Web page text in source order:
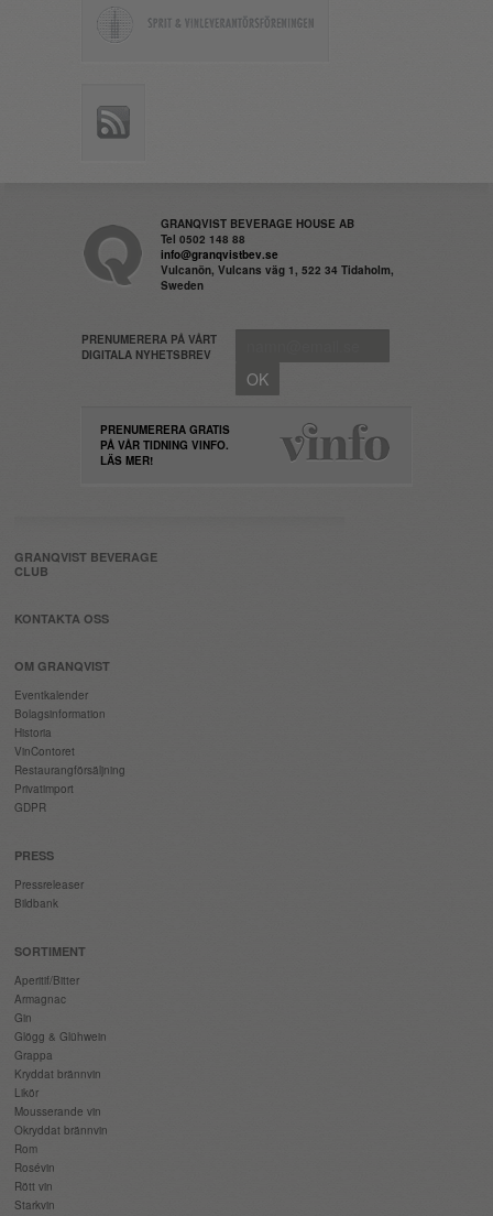
GRANQVIST BEVERAGE HOUSE AB
Tel 0502 148 88
info@granqvistbev.se
Vulcanön, Vulcans väg 1, 522 34 Tidaholm,
Sweden
PRENUMERERA PÅ VÅRT
DIGITALA NYHETSBREV
PRENUMERERA GRATIS
PÅ VÅR TIDNING VINFO.
LÄS MER!
GRANQVIST BEVERAGE
CLUB
KONTAKTA OSS
OM GRANQVIST
Eventkalender
Bolagsinformation
Historia
VinContoret
Restaurangförsäljning
Privatimport
GDPR
PRESS
Pressreleaser
Bildbank
SORTIMENT
Aperitif/Bitter
Armagnac
Gin
Glögg & Glühwein
Grappa
Kryddat brännvin
Likör
Mousserande vin
Okryddat brännvin
Rom
Rosévin
Rött vin
Starkvin